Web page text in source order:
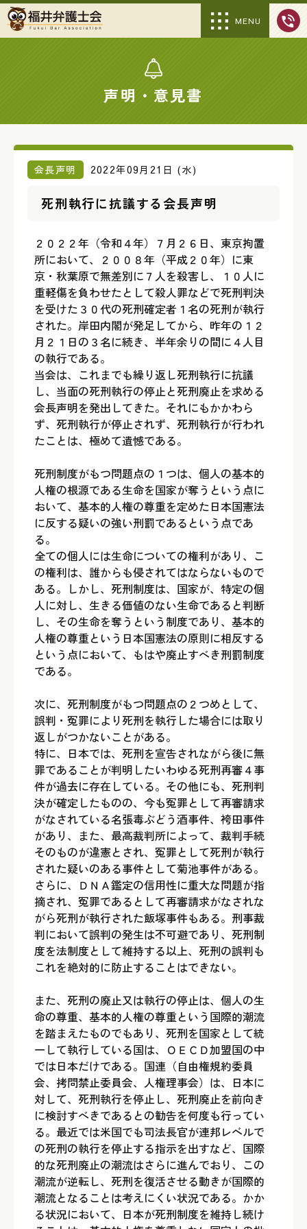
MENU
声明・意見書
会長声明 2022年09月21日 (水)
死刑執行に抗議する会長声明
２０２２年（令和４年）７月２６日、東京拘置
所において、２００８年（平成２０年）に東
京・秋葉原で無差別に７人を殺害し、１０人に
重軽傷を負わせたとして殺人罪などで死刑判決
を受けた３０代の死刑確定者１名の死刑が執行
された。岸田内閣が発足してから、昨年の１２
月２１日の３名に続き、半年余りの間に４人目
の執行である。
当会は、これまでも繰り返し死刑執行に抗議
し、当面の死刑執行の停止と死刑廃止を求める
会長声明を発出してきた。それにもかかわら
ず、死刑執行が停止されず、死刑執行が行われ
たことは、極めて遺憾である。
死刑制度がもつ問題点の１つは、個人の基本的
人権の根源である生命を国家が奪うという点に
おいて、基本的人権の尊重を定めた日本国憲法
に反する疑いの強い刑罰であるという点であ
る。
全ての個人には生命についての権利があり、こ
の権利は、誰からも侵されてはならないもので
ある。しかし、死刑制度は、国家が、特定の個
人に対し、生きる価値のない生命であると判断
し、その生命を奪うという制度であり、基本的
人権の尊重という日本国憲法の原則に相反する
という点において、もはや廃止すべき刑罰制度
である。
次に、死刑制度がもつ問題点の２つめとして、
誤判・冤罪により死刑を執行した場合には取り
返しがつかないことがある。
特に、日本では、死刑を宣告されながら後に無
罪であることが判明したいわゆる死刑再審４事
件が過去に存在している。その他にも、死刑判
決が確定したものの、今も冤罪として再審請求
がなされている名張毒ぶどう酒事件、袴田事件
があり、また、最高裁判所によって、裁判手続
そのものが違憲とされ、冤罪として死刑が執行
された疑いのある事件として菊池事件がある。
さらに、ＤＮＡ鑑定の信用性に重大な問題が指
摘され、冤罪であるとして再審請求がなされな
がら死刑が執行された飯塚事件もある。刑事裁
判において誤判の発生は不可避であり、死刑制
度を法制度として維持する以上、死刑の誤判も
これを絶対的に防止することはできない。
また、死刑の廃止又は執行の停止は、個人の生
命の尊重、基本的人権の尊重という国際的潮流
を踏まえたものでもあり、死刑を国家として統
一して執行している国は、ＯＥＣＤ加盟国の中
では日本だけである。国連（自由権規約委員
会、拷問禁止委員会、人権理事会）は、日本に
対して、死刑執行を停止し、死刑廃止を前向き
に検討すべきであるとの勧告を何度も行ってい
る。最近では米国でも司法長官が連邦レベルで
の死刑の執行を停止する指示を出すなど、国際
的な死刑廃止の潮流はさらに進んでおり、この
潮流が逆転し、死刑を復活させる動きが国際的
潮流となることは考えにくい状況である。かか
る状況において、日本が死刑制度を維持し続け